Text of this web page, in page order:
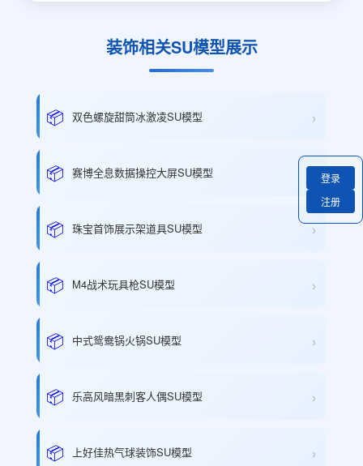
装饰相关SU模型展示
📦 双色螺旋甜筒冰激凌SU模型 ›
📦 赛博全息数据操控大屏SU模型 ›
📦 珠宝首饰展示架道具SU模型 ›
📦 M4战术玩具枪SU模型 ›
📦 中式鸳鸯锅火锅SU模型 ›
📦 乐高风暗黑刺客人偶SU模型 ›
📦 上好佳热气球装饰SU模型 ›
登录
注册